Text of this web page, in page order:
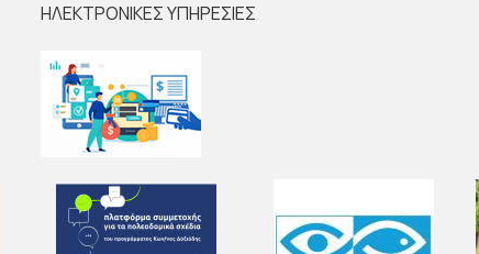
ΗΛΕΚΤΡΟΝΙΚΕΣ ΥΠΗΡΕΣΙΕΣ